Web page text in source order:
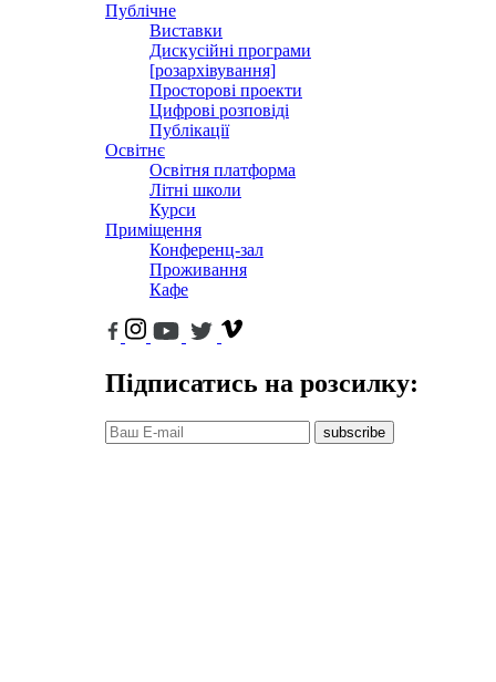
Публічне
Виставки
Дискусійні програми
[розархівування]
Просторові проекти
Цифрові розповіді
Публікації
Освітнє
Освітня платформа
Літні школи
Курси
Приміщення
Конференц-зал
Проживання
Кафе
Підписатись на розсилку:
subscribe